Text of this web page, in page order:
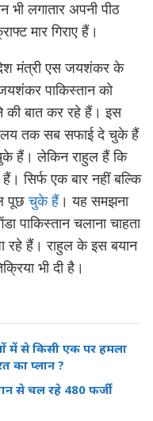
भी लगातार अपनी पीठ
मार गिराए हैं।
मंत्री एस जयशंकर के
पाकिस्तान को
की बात कर रहे हैं। इस
तक सब सफाई दे चुके हैं
हैं। लेकिन राहुल हैं कि
सिर्फ एक बार नहीं बल्कि
पूछचुके हैं। यह समझना
पाकिस्तान चलाना चाहता
रहे हैं। राहुल के इस बयान
भी दी है।
में से किसी एक पर हमला
का प्लान ?
से चल रहे 480 फर्जी